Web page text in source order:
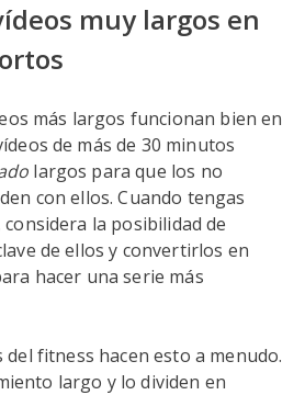
muy largos en
más largos funcionan bien en
de más de 30 minutos
largos para que los no
con ellos. Cuando tengas
la posibilidad de
de ellos y convertirlos en
hacer una serie más
fitness hacen esto a menudo.
largo y lo dividen en